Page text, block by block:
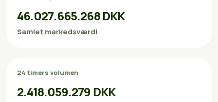
46.027.665.268 DKK
Samlet markedsværdi
24 timers volumen
2.418.059.279 DKK